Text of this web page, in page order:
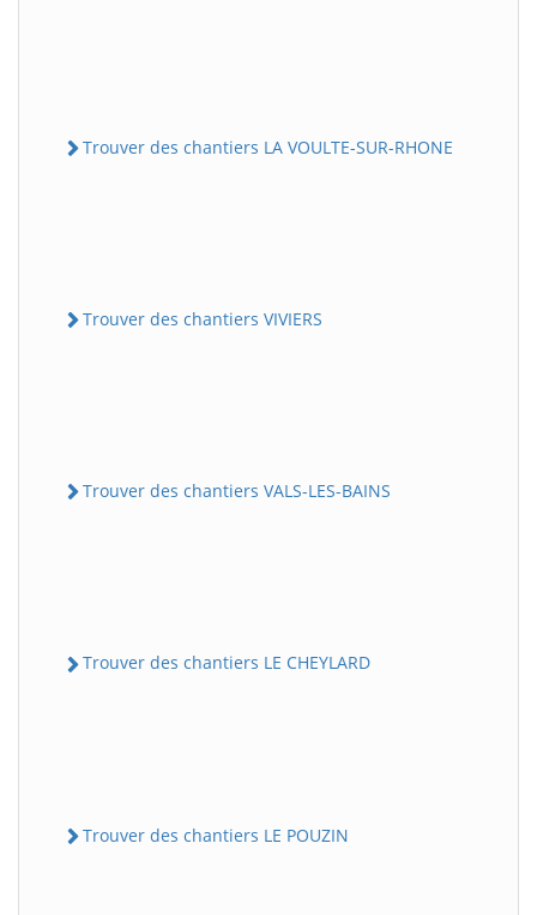
Trouver des chantiers LA VOULTE-SUR-RHONE
Trouver des chantiers VIVIERS
Trouver des chantiers VALS-LES-BAINS
Trouver des chantiers LE CHEYLARD
Trouver des chantiers LE POUZIN